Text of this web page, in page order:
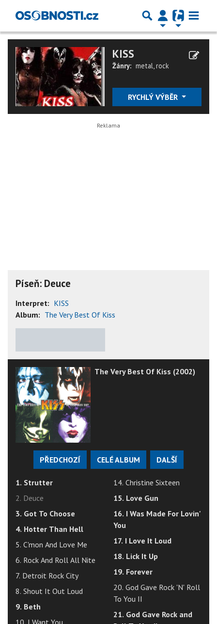
KISS
Žánry: metal,rock
RYCHLÝ VÝBĚR
Píseň: Deuce
Interpret: KISS
Album: The Very Best Of Kiss
The Very Best Of Kiss (2002)
PŘEDCHOZÍ CELÉ ALBUM DALŠÍ
1. Strutter
2. Deuce
3. Got To Choose
4. Hotter Than Hell
5. C'mon And Love Me
6. Rock And Roll All Nite
7. Detroit Rock City
8. Shout It Out Loud
9. Beth
10. I Want You
14. Christine Sixteen
15. Love Gun
16. I Was Made For Lovin'
You
17. I Love It Loud
18. Lick It Up
19. Forever
20. God Gave Rock 'N' Roll
To You II
21. God Gave Rock and